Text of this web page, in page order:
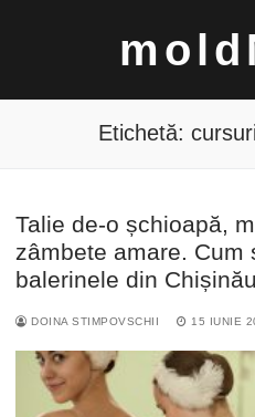
Caută
după:
Etichetă:
Talie de-o șchioapă,
zâmbete amare. Cum
balerinele din Chișinău
DOINA STIMPOVSCHII 15 IUNIE